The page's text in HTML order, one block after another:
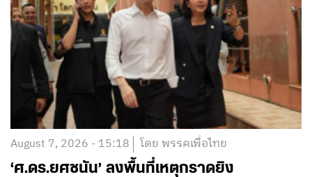
August 7, 2026 - 15:18 โดย พรรคเพื่อไทย
‘ศ.ดร.ยศชนัน’ ลงพื้นที่เหตุกราดยิง